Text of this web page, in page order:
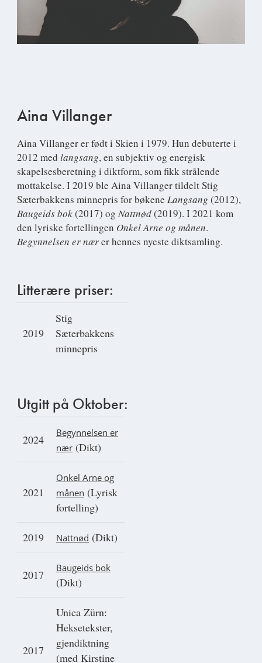
Aina Villanger
Aina Villangerer født i Skien i 1979. Hun debuterte i
2012 med langsang, en subjektiv og energisk
skapelsesberetning i diktform, som fikk strålende
mottakelse. I 2019 ble Aina Villanger tildelt Stig
Sæterbakkens minnepris for bøkene Langsang (2012),
Baugeids bok(2017) og Nattnød(2019). I 2021 kom
den lyriske fortellingen Onkel Arne og månen.
Begynnelsen er nærer hennes nyeste diktsamling.
Litterære priser:
2019
Stig
Sæterbakkens
minnepris
Utgitt på Oktober:
2024
Begynnelsen er
nær (Dikt)
2021
Onkel Arne og
månen (Lyrisk
fortelling)
2019 Nattnød (Dikt)
2017 Baugeids bok
(Dikt)
2017
Unica Zürn:
Heksetekster,
gjendiktning
(med Kirstine